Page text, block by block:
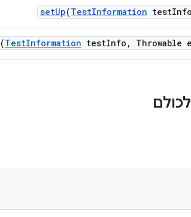
setUp(TestInformation test
(TestInformation testInfo , Throwable